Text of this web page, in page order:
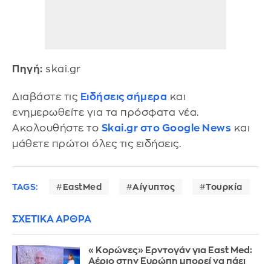
Πηγή: skai.gr
Διαβάστε τις Ειδήσεις σήμερα και
ενημερωθείτε για τα πρόσφατα νέα.
Ακολουθήστε το Skai.gr στο Google News και
μάθετε πρώτοι όλες τις ειδήσεις.
TAGS: EastMed Αίγυπτος Τουρκία
ΣΧΕΤΙΚΑ ΑΡΘΡΑ
«Κορώνες» Ερντογάν για East Med:
Αέριο στην Ευρώπη μπορεί να πάει